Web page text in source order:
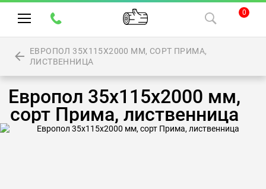
0
ЕВРОПОЛ 35Х115Х2000 ММ, СОРТ ПРИМА,
ЛИСТВЕННИЦА
Европол 35х115х2000 мм,
сорт Прима, лиственница